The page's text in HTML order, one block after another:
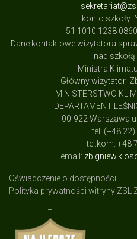
konto szkoły:
51 1010 1238
Dane kontaktowe wizytatora
nad
Ministra
Główny wizytator
MINISTERSTWO
DEPARTAMENT
00-922 Warszawa
tel. (+48
tel.kom. +48
email:
Oświadczenie o dostępności
Polityka prywatności witryny ZSL
+